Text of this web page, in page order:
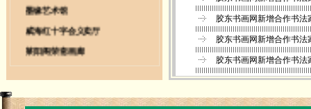
威海红十字会义卖厅
莱阳阁荣斋画廊
莱阳艺和斋画廊
托管画廊019厅